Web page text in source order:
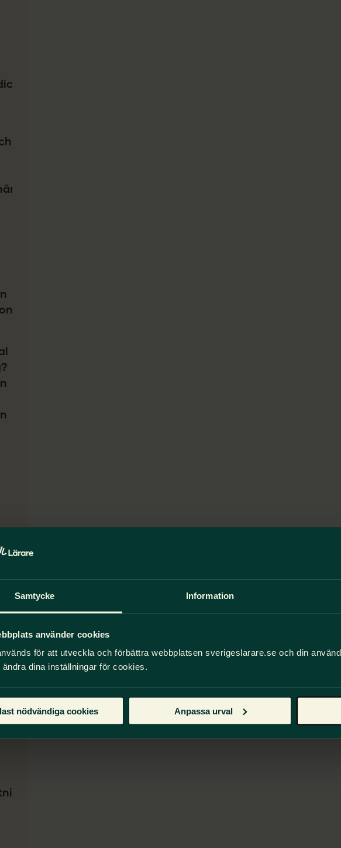
Samtycke Information
använder cookies
för att utveckla och förbättra webbplatsen sverigeslarare.se och din
dina inställningar för cookies.
nödvändiga cookies Anpassa urval